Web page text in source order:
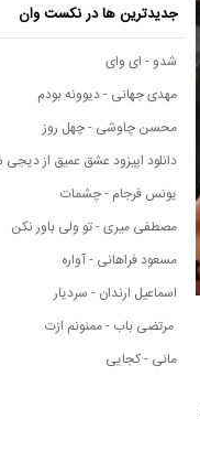
جدیدترین ها در نکست وان
شدو - ای وای
مهدی جهانی - دیوونه بودم
محسن چاوشی - چهل روز
دانلود اپیزود عشق عمیق از
یونس فرجام - چشمات
مصطفی میری - تو ولی باور نکن
مسعود فراهانی - آواره
اسماعیل ارندان - سردیار
مرتضی باب - ممنونم ازت
مانی - کجایی